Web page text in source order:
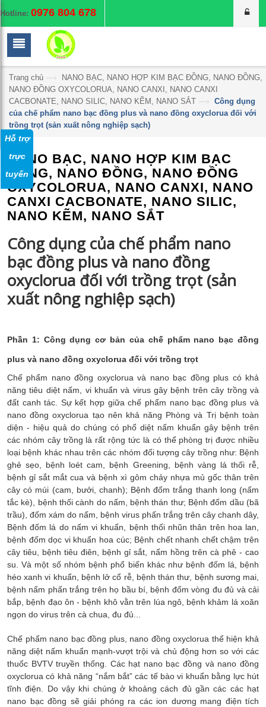
Hỗ trợ
trực
tuyến
Hotline: 0976 804 678
Trang chủ —›
NANO BẠC, NANO HỢP KIM BẠC ĐỒNG, NANO ĐỒNG,
NANO ĐỒNG OXYCOLORUA, NANO CANXI, NANO CANXI
CACBONATE, NANO SILIC, NANO KẼM, NANO SẮT —› Công dụng
của chế phẩm nano bạc đồng plus và nano đồng oxyclorua đối với
trồng trọt (sản xuất nông nghiệp sạch)
NANO BẠC, NANO HỢP KIM BẠC
ĐỒNG, NANO ĐỒNG, NANO ĐỒNG
OXYCOLORUA, NANO CANXI, NANO
CANXI CACBONATE, NANO SILIC,
NANO KẼM, NANO SẮT
Công dụng của chế phẩm nano
bạc đồng plus và nano đồng
oxyclorua đối với trồng trọt (sản
xuất nông nghiệp sạch)
Phần 1: Công dụng cơ bản của chế phẩm nano bạc đồng
plus và nano đồng oxyclorua đối với trồng trọt
Chế phẩm nano đồng oxyclorua và nano bạc đồng plus có khả
năng tiêu diệt nấm, vi khuẩn và virus gây bệnh trên cây trồng và
đất canh tác. Sự kết hợp giữa chế phẩm nano bạc đồng plus và
nano đồng oxyclorua tạo nên khả năng Phòng và Trị bệnh toàn
diện - hiệu quả do chúng có phổ diệt nấm khuẩn gây bệnh trên
các nhóm cây trồng là rất rộng tức là có thể phòng trị được nhiều
loại bệnh khác nhau trên các nhóm đối tượng cây trồng như: Bệnh
ghẻ sẹo, bệnh loét cam, bệnh Greening, bệnh vàng lá thối rễ,
bệnh gỉ sắt mắt cua và bệnh xì gôm chảy nhựa mủ gốc thân trên
cây có múi (cam, bưởi, chanh); Bệnh đốm trắng thanh long (nấm
tắc kè), bệnh thối cành do nấm, bệnh thán thư; Bệnh đốm dầu (bã
trầu), đốm xám do nấm, bệnh virus phấn trắng trên cây chanh dây,
Bệnh đốm lá do nấm vi khuẩn, bệnh thối nhũn thân trên hoa lan,
bệnh đốm dọc vi khuẩn hoa cúc; Bệnh chết nhanh chết chậm trên
cây tiêu, bệnh tiêu điên, bệnh gỉ sắt, nấm hồng trên cà phê - cao
su. Và một số nhóm bệnh phổ biến khác như bệnh đốm lá, bệnh
héo xanh vi khuẩn, bệnh lở cổ rễ, bệnh thán thư, bệnh sương mai,
bệnh nấm phấn trắng trên họ bầu bí, bệnh đốm vòng đu đủ và cải
bắp, bệnh đạo ôn - bệnh khô vằn trên lúa ngô, bệnh khảm lá xoăn
ngọn do virus trên cà chua, đu đủ...
Chế phẩm nano bạc đồng plus, nano đồng oxyclorua thể hiện khả
năng diệt nấm khuẩn mạnh-vượt trội và chủ động hơn so với các
thuốc BVTV truyền thống. Các hạt nano bạc đồng và nano đồng
oxyclorua có khả năng “nắm bắt” các tế bào vi khuẩn bằng lực hút
tĩnh điện. Do vậy khi chúng ở khoảng cách đủ gần các các hạt
nano bạc đồng sẽ giải phóng ra các ion dương mang điện tích